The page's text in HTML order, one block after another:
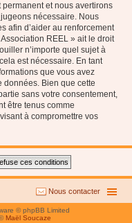
et nous avertirons
nécessaire. Nous
afin d’aider au renforcement
REEL » ait le droit
n’importe quel sujet à
est nécessaire. En tant
que vous avez
données. Bien que cette
sans votre consentement,
être tenus comme
à compromettre vos
Nous contacter
© phpBB Limited
Maël Soucaze